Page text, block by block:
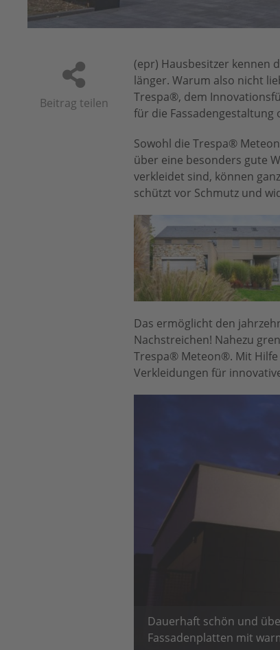
Beitrag teilen
(epr) Hausbesitzer kennen
länger. Warum also nicht
Trespa®, dem
für die
Sowohl die Trespa®
über eine besonders gute
verkleidet sind, können
schützt vor Schmutz und
Das ermöglicht den
Nachstreichen! Nahezu
Trespa® Meteon®. Mit
Verkleidungen für
Dauerhaft schön und
Fassadenplatten mit